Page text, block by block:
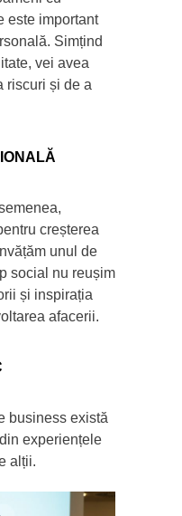
este important
Simțind
vei avea
riscuri și de a
creșterea
unul de
social nu reușim
și inspirația
afacerii.
business există
experiențele
alții.